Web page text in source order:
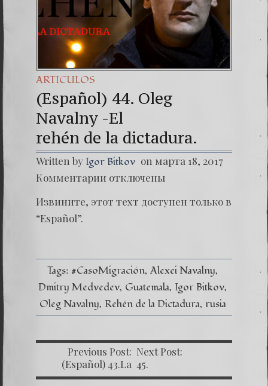
ARTICULOS
(Español) 44. Oleg
Navalny -El
rehén de la dictadura.
Written by Igor Bitkov on марта 18, 2017
Комментарии
rehén
отключены
Извините, этот техт доступен только в
“Español”.
Tags: #CasoMigración Alexei Navalny
Dmitry Medvedev Guatemala Igor Bitkov
Oleg Navalny Rehén de la Dictadura rusia
Previous Post:
(Español) 43.La
esperanza y la
Next Post:
45.